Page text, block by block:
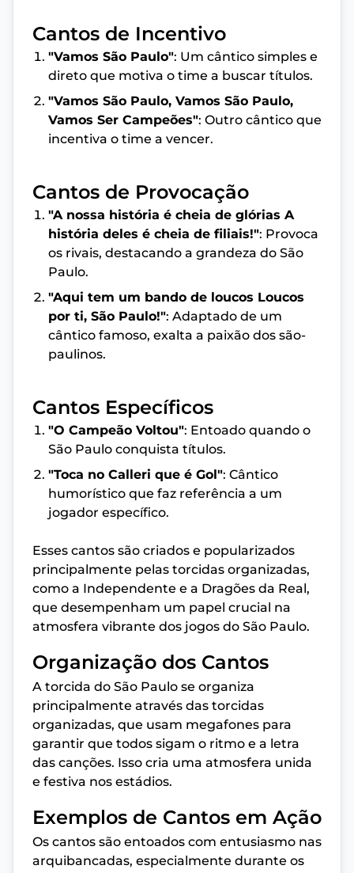
Cantos de Incentivo
"Vamos São Paulo": Um cântico simples e
direto que motiva o time a buscar títulos.
"Vamos São Paulo, Vamos São Paulo,
Vamos Ser Campeões": Outro cântico que
incentiva o time a vencer.
Cantos de Provocação
"A nossa história é cheia de glórias A
história deles é cheia de filiais!": Provoca
os rivais, destacando a grandeza do São
Paulo.
"Aqui tem um bando de loucos Loucos
por ti, São Paulo!": Adaptado de um
cântico famoso, exalta a paixão dos são-
paulinos.
Cantos Específicos
"O Campeão Voltou": Entoado quando o
São Paulo conquista títulos.
"Toca no Calleri que é Gol": Cântico
humorístico que faz referência a um
jogador específico.
Esses cantos são criados e popularizados
principalmente pelas torcidas organizadas,
como a Independente e a Dragões da Real,
que desempenham um papel crucial na
atmosfera vibrante dos jogos do São Paulo.
Organização dos Cantos
A torcida do São Paulo se organiza
principalmente através das torcidas
organizadas, que usam megafones para
garantir que todos sigam o ritmo e a letra
das canções. Isso cria uma atmosfera unida
e festiva nos estádios.
Exemplos de Cantos em Ação
Os cantos são entoados com entusiasmo nas
arquibancadas, especialmente durante os